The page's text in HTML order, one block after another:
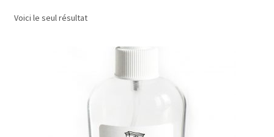
Commande/Checkout
Conditions de vente/Terms of service
Voici le seul résultat